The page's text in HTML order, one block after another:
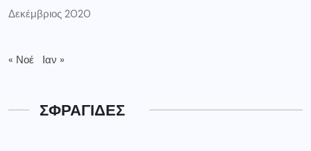
Δεκέμβριος 2020
« Νοέ Ιαν »
ΣΦΡΑΓΙΔΕΣ